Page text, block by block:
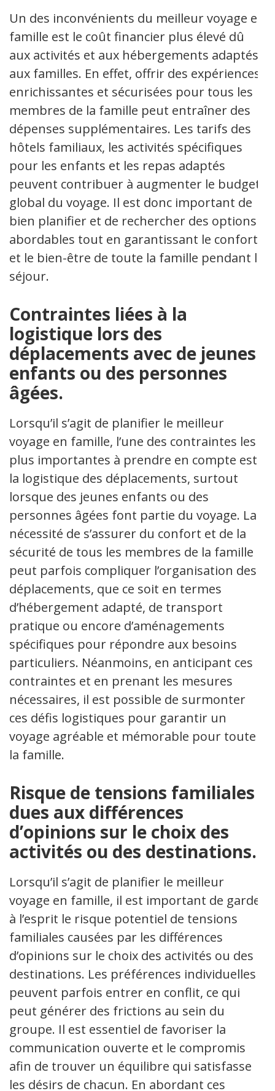
Un des inconvénients du meilleur voyage en
famille est le coût financier plus élevé dû
aux activités et aux hébergements adaptés
aux familles. En effet, offrir des expériences
enrichissantes et sécurisées pour tous les
membres de la famille peut entraîner des
dépenses supplémentaires. Les tarifs des
hôtels familiaux, les activités spécifiques
pour les enfants et les repas adaptés
peuvent contribuer à augmenter le budget
global du voyage. Il est donc important de
bien planifier et de rechercher des options
abordables tout en garantissant le confort
et le bien-être de toute la famille pendant le
séjour.
Contraintes liées à la
logistique lors des
déplacements avec de jeunes
enfants ou des personnes
âgées.
Lorsqu’il s’agit de planifier le meilleur
voyage en famille, l’une des contraintes les
plus importantes à prendre en compte est
la logistique des déplacements, surtout
lorsque des jeunes enfants ou des
personnes âgées font partie du voyage. La
nécessité de s’assurer du confort et de la
sécurité de tous les membres de la famille
peut parfois compliquer l’organisation des
déplacements, que ce soit en termes
d’hébergement adapté, de transport
pratique ou encore d’aménagements
spécifiques pour répondre aux besoins
particuliers. Néanmoins, en anticipant ces
contraintes et en prenant les mesures
nécessaires, il est possible de surmonter
ces défis logistiques pour garantir un
voyage agréable et mémorable pour toute
la famille.
Risque de tensions familiales
dues aux différences
d’opinions sur le choix des
activités ou des destinations.
Lorsqu’il s’agit de planifier le meilleur
voyage en famille, il est important de garder
à l’esprit le risque potentiel de tensions
familiales causées par les différences
d’opinions sur le choix des activités ou des
destinations. Les préférences individuelles
peuvent parfois entrer en conflit, ce qui
peut générer des frictions au sein du
groupe. Il est essentiel de favoriser la
communication ouverte et le compromis
afin de trouver un équilibre qui satisfasse
les désirs de chacun. En abordant ces